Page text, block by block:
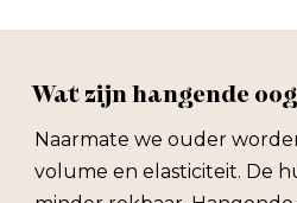
Wat zijn hangende
Naarmate we ouder
volume en elasticiteit. De